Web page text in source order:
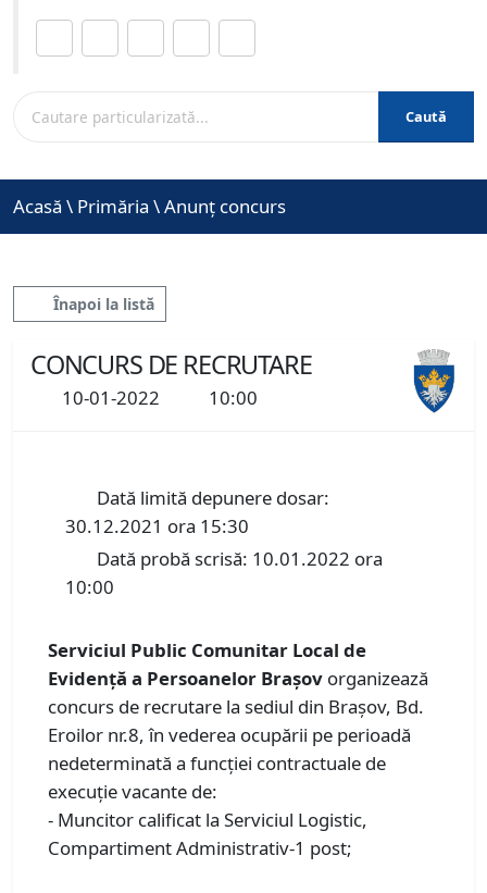
Caută
Acasă \ Primăria \Anunț concurs
Înapoi la listă
CONCURS DE RECRUTARE
10-01-2022 10:00
Dată limită depunere dosar:
30.12.2021 ora 15:30
Dată probă scrisă: 10.01.2022 ora
10:00
Serviciul Public Comunitar Local de
Evidenţă a Persoanelor Braşov organizează
concurs de recrutare la sediul din Braşov, Bd.
Eroilor nr.8, în vederea ocupării pe perioadă
nedeterminată a funcţiei contractuale de
execuţie vacante de:
- Muncitor calificat la Serviciul Logistic,
Compartiment Administrativ-1 post;